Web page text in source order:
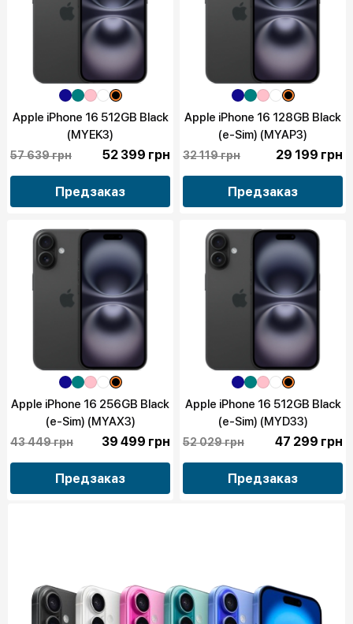
Apple iPhone 16 512GB Black
(MYEK3)
57 639 грн 52 399 грн
Предзаказ
Apple iPhone 16 128GB Black
(e-Sim) (MYAP3)
32 119 грн 29 199 грн
Предзаказ
Apple iPhone 16 256GB Black
(e-Sim) (MYAX3)
43 449 грн 39 499 грн
Предзаказ
Apple iPhone 16 512GB Black
(e-Sim) (MYD33)
52 029 грн 47 299 грн
Предзаказ